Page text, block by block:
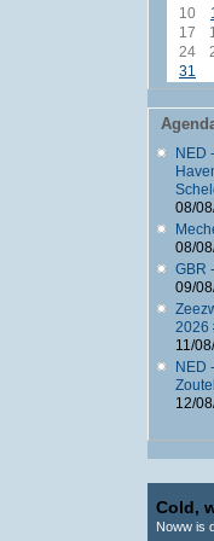
10
17
24
31
NED
08/
08/
GBR
09/
2026
11/
NED
12/
Cold,
Noww is